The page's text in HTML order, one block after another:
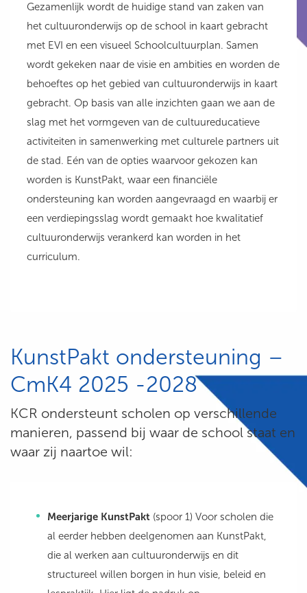
Gezamenlijk wordt de huidige stand van zaken van
het cultuuronderwijs op de school in kaart gebracht
met EVI en een visueel Schoolcultuurplan. Samen
wordt gekeken naar de visie en ambities en worden de
behoeftes op het gebied van cultuuronderwijs in kaart
gebracht. Op basis van alle inzichten gaan we aan de
slag met het vormgeven van de cultuureducatieve
activiteiten in samenwerking met culturele partners uit
de stad. Eén van de opties waarvoor gekozen kan
worden is KunstPakt, waar een financiële
ondersteuning kan worden aangevraagd en waarbij er
een verdiepingsslag wordt gemaakt hoe kwalitatief
cultuuronderwijs verankerd kan worden in het
curriculum.
KunstPakt ondersteuning –
CmK4 2025 -2028
KCR ondersteunt scholen op verschillende
manieren, passend bij waar de school staat en
waar zij naartoe wil:
Meerjarige KunstPakt (spoor 1) Voor scholen die
al eerder hebben deelgenomen aan KunstPakt,
die al werken aan cultuuronderwijs en dit
structureel willen borgen in hun visie, beleid en